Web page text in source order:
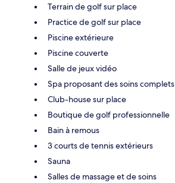
Terrain de golf sur place
Practice de golf sur place
Piscine extérieure
Piscine couverte
Salle de jeux vidéo
Spa proposant des soins complets
Club-house sur place
Boutique de golf professionnelle
Bain à remous
3 courts de tennis extérieurs
Sauna
Salles de massage et de soins